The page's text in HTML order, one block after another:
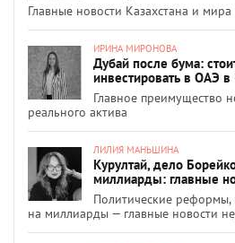
Главные новости Казахстана и мира
ИРИНА МИРОНОВА
Дубай после бума:
инвестировать в ОАЭ
Главное преимущество
реального актива
ЛИЛИЯ МАНЬШИНА
Курултай, дело
миллиарды: главные
Политические
на миллиарды — главные новости